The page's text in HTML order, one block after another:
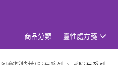
商品分類 靈性處方箋